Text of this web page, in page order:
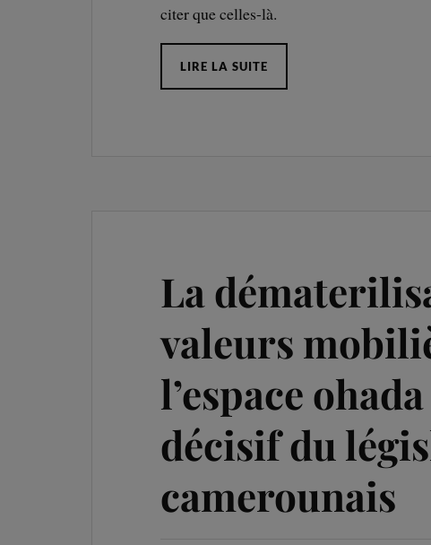
citer que celles-là.
LIRE LA SUITE
La
valeurs
l’espace
décisif du
camerounais